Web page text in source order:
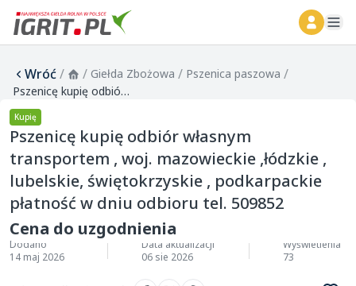
Wróć/ / Giełda Zbożowa / Pszenica paszowa /
Pszenicę kupię odbiór własnym transportem , woj. mazowieckie ,łódzkie , lubelskie, świętokrzyskie , podkarpackie płatność w dniu odbioru tel. 509852
Kupię
Pszenicę kupię odbiór własnym
transportem , woj. mazowieckie ,łódzkie ,
lubelskie, świętokrzyskie , podkarpackie
płatność w dniu odbioru tel. 509852
Cena do uzgodnienia
Dodano
14 maj 2026
Data aktualizacji
06 sie 2026
Wyświetlenia
73